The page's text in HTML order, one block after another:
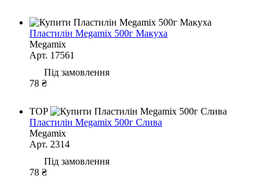
Пластилін Megamix 500г Макуха
Megamix
Арт. 17561
Під замовлення
78 ₴
TOP
Пластилін Megamix 500г Слива
Megamix
Арт. 2314
Під замовлення
78 ₴